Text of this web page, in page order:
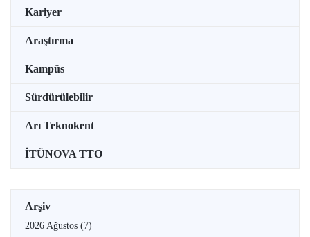
Kariyer
Araştırma
Kampüs
Sürdürülebilir
Arı Teknokent
İTÜNOVA TTO
Arşiv
2026 Ağustos (7)